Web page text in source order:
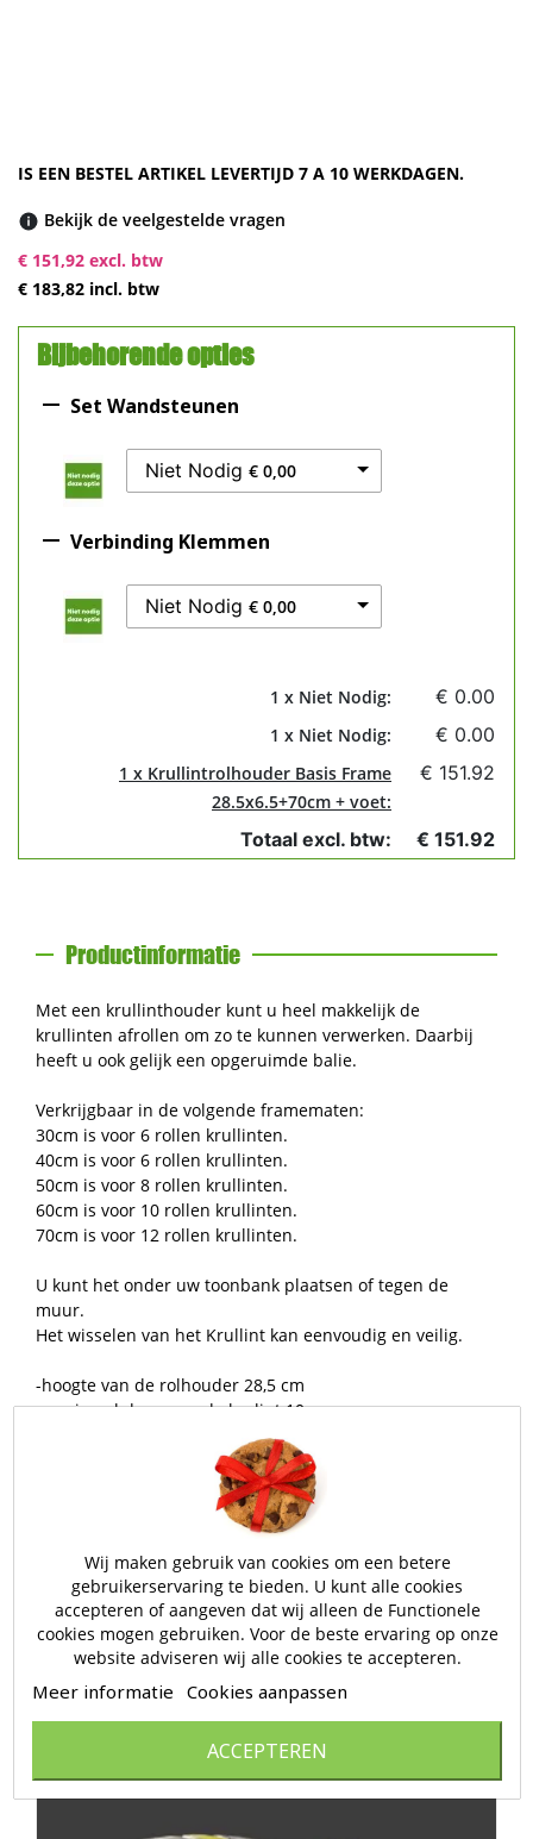
IS EEN BESTEL ARTIKEL LEVERTIJD 7 A 10 WERKDAGEN.
Bekijk de veelgestelde vragen
€ 151,92 excl. btw
€ 183,82 incl. btw
Bijbehorende opties
 Set Wandsteunen
Niet Nodig € 0,00
 Verbinding Klemmen
Niet Nodig € 0,00
1 x Niet Nodig: € 0.00
1 x Niet Nodig: € 0.00
1 x Krullintrolhouder Basis Frame
28.5x6.5+70cm + voet:
€ 151.92
Totaal excl. btw: € 151.92
Productinformatie
Met een krullinthouder kunt u heel makkelijk de
krullinten afrollen om zo te kunnen verwerken. Daarbij
heeft u ook gelijk een opgeruimde balie.
Verkrijgbaar in de volgende framematen:
30cm is voor 6 rollen krullinten.
40cm is voor 6 rollen krullinten.
50cm is voor 8 rollen krullinten.
60cm is voor 10 rollen krullinten.
70cm is voor 12 rollen krullinten.
U kunt het onder uw toonbank plaatsen of tegen de
muur.
Het wisselen van het Krullint kan eenvoudig en veilig.
-hoogte van de rolhouder 28,5 cm
-maximaal doorsnee de krulint 10cm ø
-De breedte van de rolhouder is 6,5cm + de
krullinthouder maat. Bijvoorbeeld 50cm+ 6.5 cm = 56.50
Krullinten verkrijgbaar in diverse kleuren en matenzo wel
de 5 of 10 mm kunnen op deze houder.
Reviews (0)
Nog geen reviews.
Wij maken gebruik van cookies om een betere
gebruikerservaring te bieden. U kunt alle cookies
accepteren of aangeven dat wij alleen de Functionele
cookies mogen gebruiken. Voor de beste ervaring op onze
website adviseren wij alle cookies te accepteren.
Meer informatie Cookies aanpassen
ACCEPTEREN